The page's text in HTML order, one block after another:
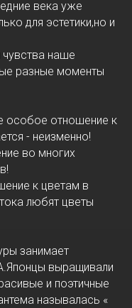
века уже
для эстетики,но и
наше
разные моменты
особое отношение к
- неизменно!
во многих
к цветам в
любят цветы
занимает
выращивали
и поэтичные
называлась «